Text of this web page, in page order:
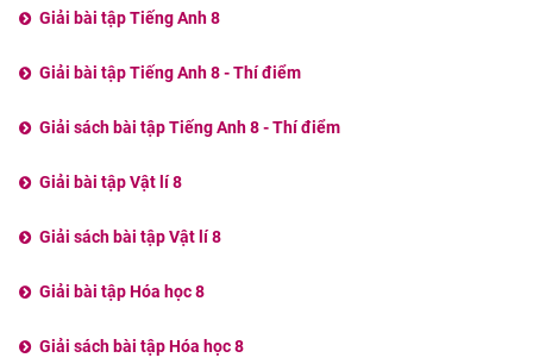
Giải bài tập Tiếng Anh 8
Giải bài tập Tiếng Anh 8 - Thí điểm
Giải sách bài tập Tiếng Anh 8 - Thí điểm
Giải bài tập Vật lí 8
Giải sách bài tập Vật lí 8
Giải bài tập Hóa học 8
Giải sách bài tập Hóa học 8